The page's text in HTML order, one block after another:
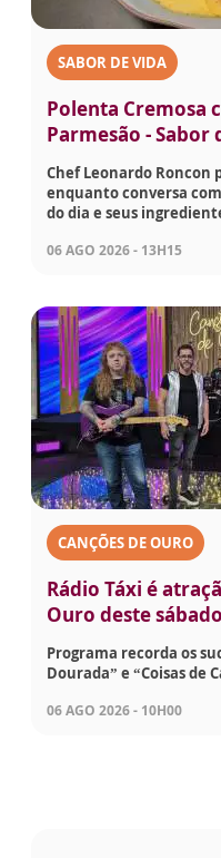
SABOR DE VIDA
Polenta Cremosa
Parmesão - Sabor
Chef Leonardo Roncon
enquanto conversa
do dia e seus
06 AGO 2026 - 13H15
CANÇÕES DE OURO
Rádio Táxi é
Ouro deste sábado
Programa recorda os
Dourada” e “Coisas de
06 AGO 2026 - 10H00